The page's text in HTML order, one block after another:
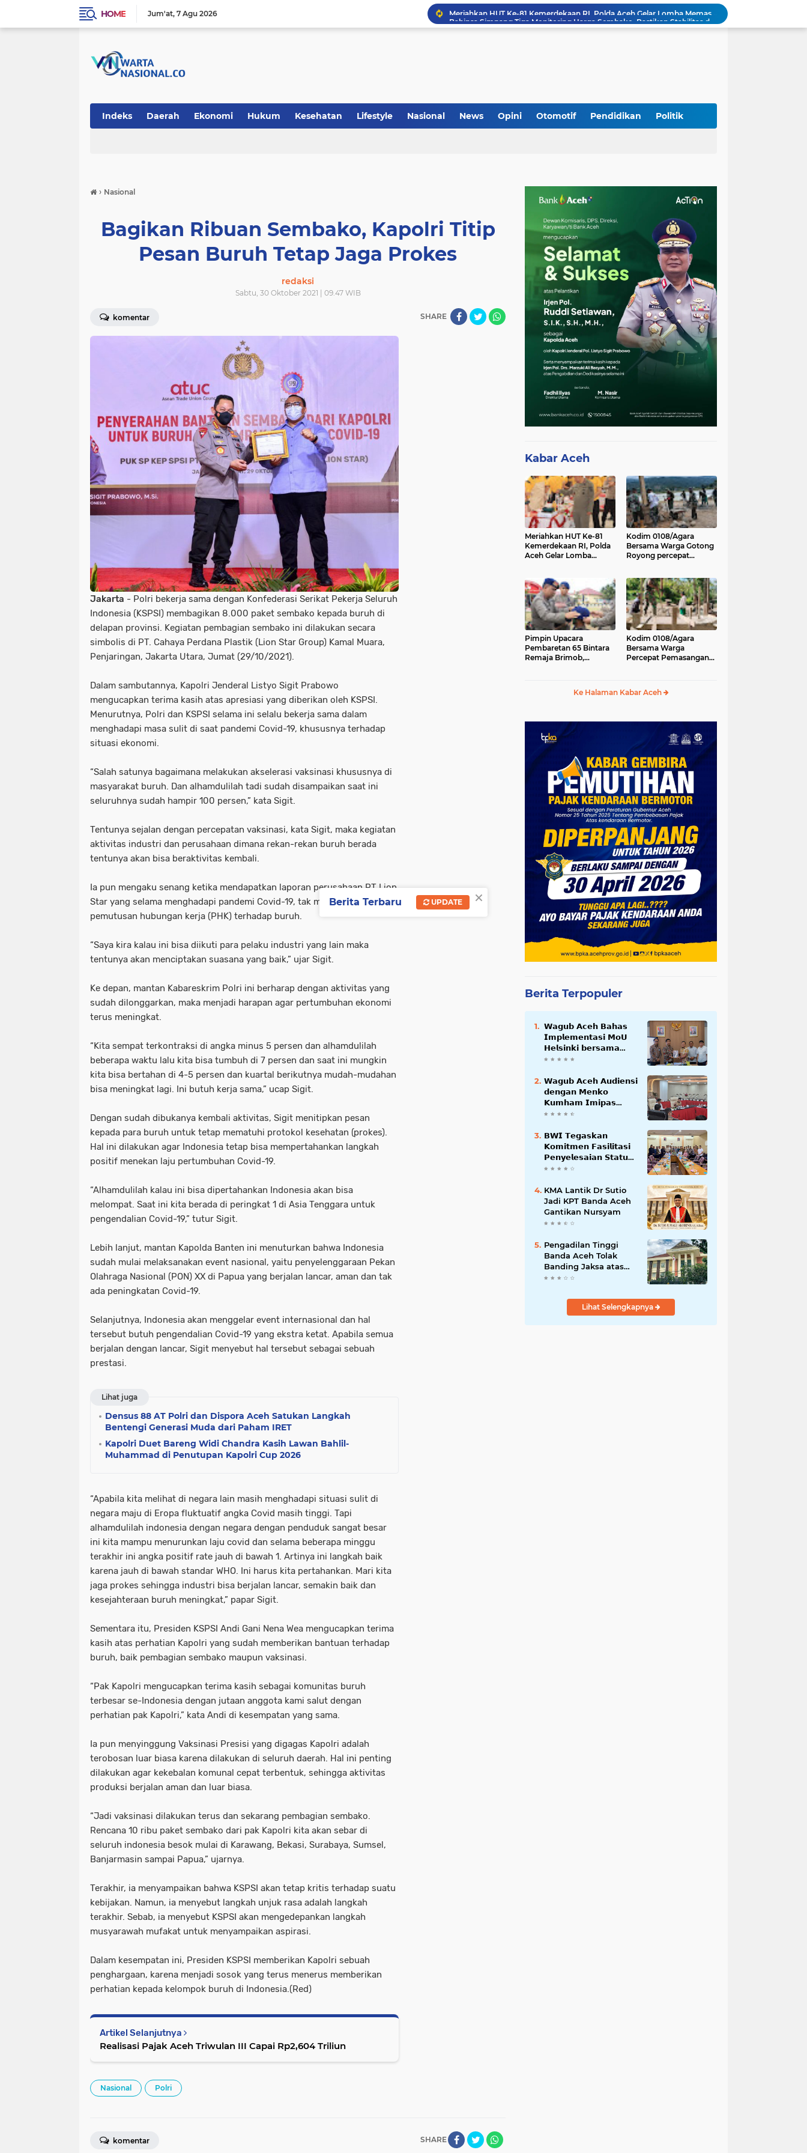
HOME Jum'at 7 Agu 2026
Babinsa Simpang Tiga Monitoring Harga Sembako, Pastikan Stabilitas dan Ketersediaan Bahan Pokok
Babinsa Lembah Seulawah Perkuat Sinergi dengan Tenaga Pendidik, Tekankan Pencegahan Kenakalan Remaja dan Bahaya Narkoba
Rp 2,5 Triliun Dana Kementan untuk Bencana, Pemerintah Aceh kelola Rp 9,7 M
Indeks Daerah Ekonomi Hukum Kesehatan Lifestyle Nasional News Opini Otomotif Pendidikan Politik
› Nasional
Bagikan Ribuan Sembako, Kapolri Titip
Pesan Buruh Tetap Jaga Prokes
redaksi
Sabtu, 30 Oktober 2021 | 09.47 WIB
komentar SHARE
Jakarta - Polri bekerja sama dengan Konfederasi Serikat Pekerja Seluruh
Indonesia (KSPSI) membagikan 8.000 paket sembako kepada buruh di
delapan provinsi. Kegiatan pembagian sembako ini dilakukan secara
simbolis di PT. Cahaya Perdana Plastik (Lion Star Group) Kamal Muara,
Penjaringan, Jakarta Utara, Jumat (29/10/2021).
Dalam sambutannya, Kapolri Jenderal Listyo Sigit Prabowo
mengucapkan terima kasih atas apresiasi yang diberikan oleh KSPSI.
Menurutnya, Polri dan KSPSI selama ini selalu bekerja sama dalam
menghadapi masa sulit di saat pandemi Covid-19, khususnya terhadap
situasi ekonomi.
“Salah satunya bagaimana melakukan akselerasi vaksinasi khususnya di
masyarakat buruh. Dan alhamdulilah tadi sudah disampaikan saat ini
seluruhnya sudah hampir 100 persen,” kata Sigit.
Tentunya sejalan dengan percepatan vaksinasi, kata Sigit, maka kegiatan
aktivitas industri dan perusahaan dimana rekan-rekan buruh berada
tentunya akan bisa beraktivitas kembali.
Ia pun mengaku senang ketika mendapatkan laporan perusahaan PT Lion
Star yang selama menghadapi pandemi Covid-19, tak melakukan
pemutusan hubungan kerja (PHK) terhadap buruh.
“Saya kira kalau ini bisa diikuti para pelaku industri yang lain maka
tentunya akan menciptakan suasana yang baik,” ujar Sigit.
Ke depan, mantan Kabareskrim Polri ini berharap dengan aktivitas yang
sudah dilonggarkan, maka menjadi harapan agar pertumbuhan ekonomi
terus meningkat.
“Kita sempat terkontraksi di angka minus 5 persen dan alhamdulilah
beberapa waktu lalu kita bisa tumbuh di 7 persen dan saat ini mungkin
kita bisa bertahan di 4-5 persen dan kuartal berikutnya mudah-mudahan
bisa meningkat lagi. Ini butuh kerja sama,” ucap Sigit.
Dengan sudah dibukanya kembali aktivitas, Sigit menitipkan pesan
kepada para buruh untuk tetap mematuhi protokol kesehatan (prokes).
Hal ini dilakukan agar Indonesia tetap bisa mempertahankan langkah
positif menekan laju pertumbuhan Covid-19.
“Alhamdulilah kalau ini bisa dipertahankan Indonesia akan bisa
melompat. Saat ini kita berada di peringkat 1 di Asia Tenggara untuk
pengendalian Covid-19,” tutur Sigit.
Lebih lanjut, mantan Kapolda Banten ini menuturkan bahwa Indonesia
sudah mulai melaksanakan event nasional, yaitu penyelenggaraan Pekan
Olahraga Nasional (PON) XX di Papua yang berjalan lancar, aman dan tak
ada peningkatan Covid-19.
Selanjutnya, Indonesia akan menggelar event internasional dan hal
tersebut butuh pengendalian Covid-19 yang ekstra ketat. Apabila semua
berjalan dengan lancar, Sigit menyebut hal tersebut sebagai sebuah
prestasi.
Lihat juga
Densus 88 AT Polri dan Dispora Aceh Satukan Langkah
Bentengi Generasi Muda dari Paham IRET
Kapolri Duet Bareng Widi Chandra Kasih Lawan Bahlil-
Muhammad di Penutupan Kapolri Cup 2026
“Apabila kita melihat di negara lain masih menghadapi situasi sulit di
negara maju di Eropa fluktuatif angka Covid masih tinggi. Tapi
alhamdulilah indonesia dengan negara dengan penduduk sangat besar
ini kita mampu menurunkan laju covid dan selama beberapa minggu
terakhir ini angka positif rate jauh di bawah 1. Artinya ini langkah baik
karena jauh di bawah standar WHO. Ini harus kita pertahankan. Mari kita
jaga prokes sehingga industri bisa berjalan lancar, semakin baik dan
kesejahteraan buruh meningkat,” papar Sigit.
Sementara itu, Presiden KSPSI Andi Gani Nena Wea mengucapkan terima
kasih atas perhatian Kapolri yang sudah memberikan bantuan terhadap
buruh, baik pembagian sembako maupun vaksinasi.
“Pak Kapolri mengucapkan terima kasih sebagai komunitas buruh
terbesar se-Indonesia dengan jutaan anggota kami salut dengan
perhatian pak Kapolri,” kata Andi di kesempatan yang sama.
Ia pun menyinggung Vaksinasi Presisi yang digagas Kapolri adalah
terobosan luar biasa karena dilakukan di seluruh daerah. Hal ini penting
dilakukan agar kekebalan komunal cepat terbentuk, sehingga aktivitas
produksi berjalan aman dan luar biasa.
“Jadi vaksinasi dilakukan terus dan sekarang pembagian sembako.
Rencana 10 ribu paket sembako dari pak Kapolri kita akan sebar di
seluruh indonesia besok mulai di Karawang, Bekasi, Surabaya, Sumsel,
Banjarmasin sampai Papua,” ujarnya.
Terakhir, ia menyampaikan bahwa KSPSI akan tetap kritis terhadap suatu
kebijakan. Namun, ia menyebut langkah unjuk rasa adalah langkah
terakhir. Sebab, ia menyebut KSPSI akan mengedepankan langkah
musyarawah mufakat untuk menyampaikan aspirasi.
Dalam kesempatan ini, Presiden KSPSI memberikan Kapolri sebuah
penghargaan, karena menjadi sosok yang terus menerus memberikan
perhatian kepada kelompok buruh di Indonesia.(Red)
Artikel Selanjutnya
Realisasi Pajak Aceh Triwulan III Capai Rp2,604 Triliun
Nasional Polri
SHARE
komentar
Kabar Aceh
Meriahkan HUT Ke-81
Kemerdekaan RI, Polda
Aceh Gelar Lomba
Kodim 0108/Agara
Bersama Warga Gotong
Royong percepat
Desa Gulo Aceh
Tenggara
Pimpin Upacara
Pembaretan 65 Bintara
Remaja Brimob,
Kodim 0108/Agara
Bersama Warga
Percepat Pemasangan
Ke Halaman Kabar Aceh
Berita Terpopuler
𝗪𝗮𝗴𝘂𝗯 𝗔𝗰𝗲𝗵 𝗕𝗮𝗵𝗮𝘀
𝗜𝗺𝗽𝗹𝗲𝗺𝗲𝗻𝘁𝗮𝘀𝗶 𝗠𝗼𝗨
𝗛𝗲𝗹𝘀𝗶𝗻𝗸𝗶 𝗯𝗲𝗿𝘀𝗮𝗺𝗮
𝗦𝗲𝗸𝗿𝗲𝘁𝗮𝗿𝗶𝗮𝘁 𝗡𝗲𝗴𝗮𝗿𝗮
𝗪𝗮𝗴𝘂𝗯 𝗔𝗰𝗲𝗵 𝗔𝘂𝗱𝗶𝗲𝗻𝘀𝗶
𝗱𝗲𝗻𝗴𝗮𝗻 𝗠𝗲𝗻𝗸𝗼
𝗞𝘂𝗺𝗵𝗮𝗺 𝗜𝗺𝗶𝗽𝗮𝘀
𝗧𝗲𝗿𝗸𝗮𝗶𝘁 𝗦𝘁𝗮𝘁𝘂𝘀 𝗪𝗮𝗸𝗮𝗳
𝗕𝗪𝗜 𝗧𝗲𝗴𝗮𝘀𝗸𝗮𝗻
𝗞𝗼𝗺𝗶𝘁𝗺𝗲𝗻 𝗙𝗮𝘀𝗶𝗹𝗶𝘁𝗮𝘀𝗶
𝗣𝗲𝗻𝘆𝗲𝗹𝗲𝘀𝗮𝗶𝗮𝗻 𝗦𝘁𝗮𝘁𝘂𝘀
𝗪𝗮𝗸𝗮𝗳 𝗕𝗹𝗮𝗻𝗴 𝗣𝗮𝗱𝗮𝗻𝗴
KMA Lantik Dr Sutio
Jadi KPT Banda Aceh
Gantikan Nursyam
Pengadilan Tinggi
Banda Aceh Tolak
Banding Jaksa atas
Putusan Bebas Kasus
Lihat Selengkapnya
×
Berita Terbaru UPDATE